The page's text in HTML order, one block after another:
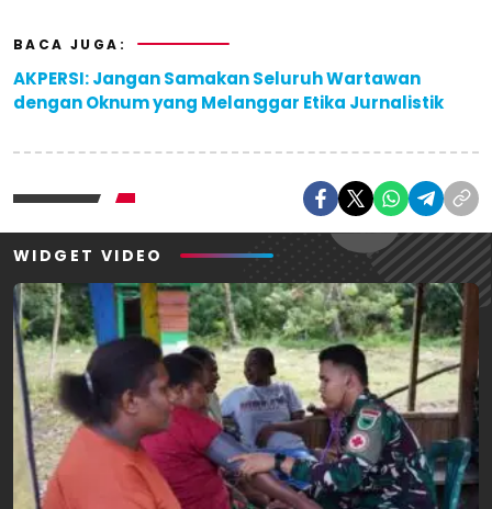
BACA JUGA:
AKPERSI: Jangan Samakan Seluruh Wartawan
dengan Oknum yang Melanggar Etika Jurnalistik
WIDGET VIDEO